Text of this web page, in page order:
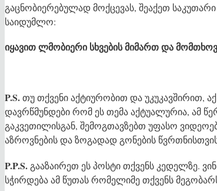
გაცნობიერებულად მოქცევას, შეაქეთ
საიდუმლო:
იყავით ლმობიერი სხვების მიმართ და
P.S.თუ თქვენი აქტიურობით და უკუკავშირით,
დავრწმუნდები რომ ეს თემა აქტუალურია, ამ
გაკვეთილისგან, შემოგთავზებთ უფასო
აზროვნების და ზოგადად გონების
P.P.S. გააზაირეთ ეს პოსტი თქვენს კედელზე.
სჭირდება ამ წუთას რომელიმე თქვენს